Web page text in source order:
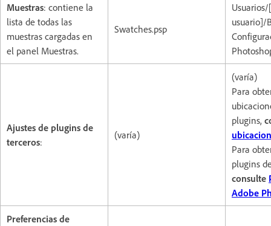
Muestras: contiene la
lista de todas las
muestras cargadas en
el panel Muestras.
Swatches.psp
usuario]/
Ajustes de plugins de
terceros:
(varía)
(varía)
Para
plugins,
Para
plugins
consulte
Adobe
Preferencias de